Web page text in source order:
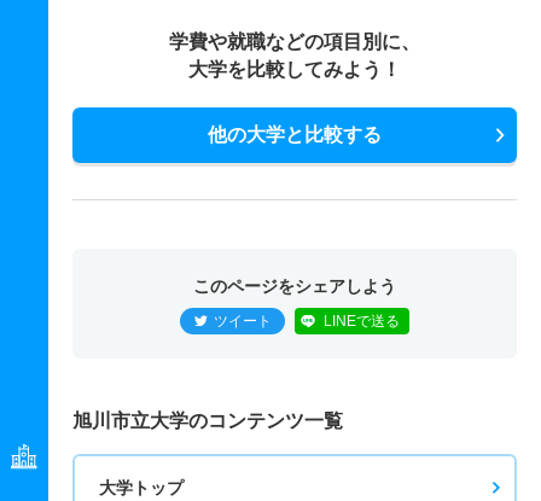
学費や就職などの項目別に、
大学を比較してみよう！
他の大学と比較する
このページをシェアしよう
ツイート LINEで送る
旭川市立大学のコンテンツ一覧
大学トップ